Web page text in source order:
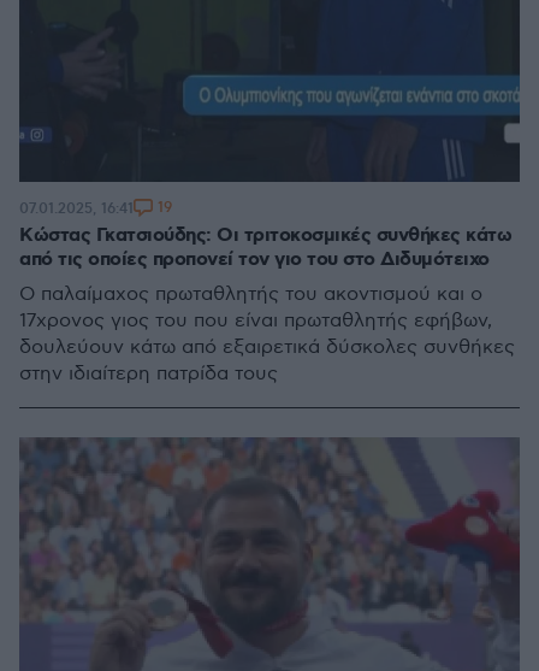
Κώστας Γκατσιούδης: Οι τριτοκοσμικές συνθήκες κάτω
από τις οποίες προπονεί τον γιο του στο Διδυμότειχο
Ο παλαίμαχος πρωταθλητής του ακοντισμού και ο
17χρονος γιος του που είναι πρωταθλητής εφήβων,
δουλεύουν κάτω από εξαιρετικά δύσκολες συνθήκες
στην ιδιαίτερη πατρίδα τους
07.01.2025, 16:41 19